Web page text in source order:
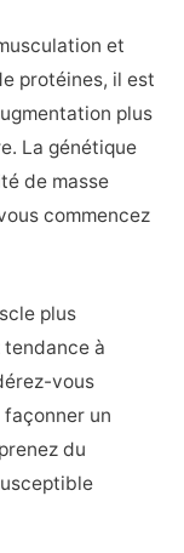
et
protéines, il est
plus
La génétique
de masse
commencez
plus
tendance à
vous
un
du